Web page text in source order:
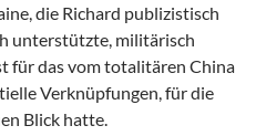
die Richard publizistisch
unterstützte, militärisch
für das vom totalitären China
Verknüpfungen, für die
Blick hatte.